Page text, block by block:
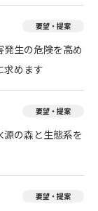
要望・提案
発生の危険を高め
求めます
要望・提案
源の森と生態系を
要望・提案